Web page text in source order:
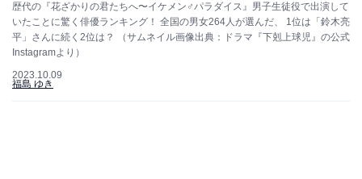
歴代の『花ざかりの君たちへ〜イケメン♂パラダイス』男子生徒役で出演して
いたことに驚く俳優ランキング！ 全国の男女264人が選んだ、 1位は「鈴木亮
平」さんに続く2位は？ （サムネイル画像出典：ドラマ『下剋上球児』の公式
Instagramより）
2023.10.09
福島 ゆき